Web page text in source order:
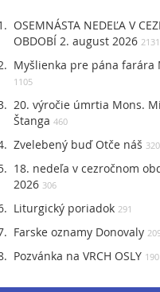
OSEMNÁSTA NEDEĽA V
OBDOBÍ 2. august 2026 2131
Myšlienka pre pána farára
1105
20. výročie úmrtia Mons.
Štanga 460
Zvelebený buď Otče náš 320
18. nedeľa v cezročnom
2026 306
Liturgický poriadok 291
Farske oznamy Donovaly
Pozvánka na VRCH OSLY 190